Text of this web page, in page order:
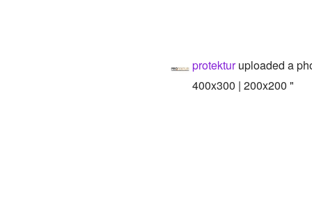
protekturuploaded a
400x300 | 200x200 "